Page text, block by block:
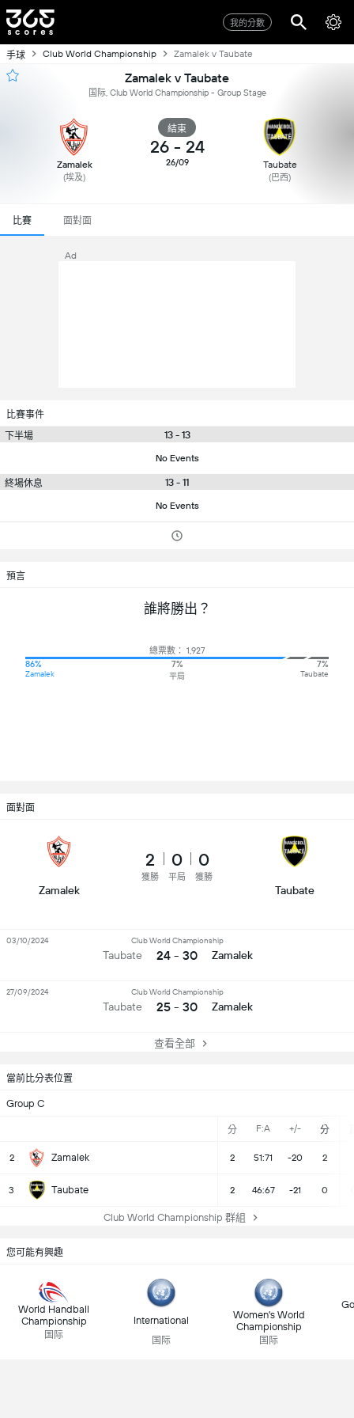
我的分數
手球 Club World Championship Zamalek v Taubate
Zamalek v Taubate
国际, Club World Championship - Group Stage
Zamalek
(埃及)
結束
26 - 24
26/09 Taubate
(巴西)
比賽 面對面
Ad
比賽事件
下半場
13 - 13
No Events
終場休息 13 - 11
No Events
當前比分表位置
Group C
分 F:A +/- 分
2 Zamalek 2 51:71 -20 2
3 Taubate 2 46:67 -21 0
Club World Championship 群組
預言
誰將勝出？
總票數： 1,927
86%
Zamalek
7%
平局
7%
Taubate
面對面
Zamalek
2
獲勝
0
平局
0
獲勝
Taubate
Taubate
Club World Championship
24 - 30 Zamalek
03/10/2024
Taubate
Club World Championship
25 - 30 Zamalek
27/09/2024
查看全部
您可能有興趣
World Handball
Championship
国际
International
国际
Women's World
Championship
国际